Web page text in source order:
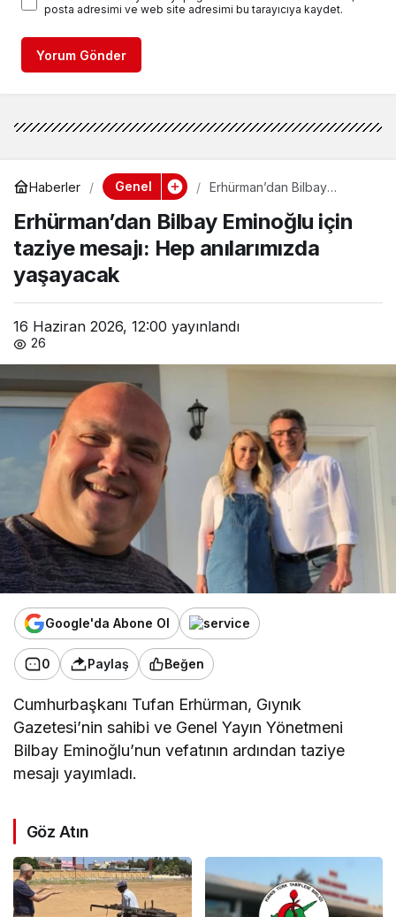
posta adresimi ve web site adresimi bu tarayıcıya kaydet.
Yorum Gönder
Haberler Genel
Erhürman’dan Bilbay
Hep anılarımızda yaşayacak
Erhürman’dan Bilbay Eminoğlu için
taziye mesajı: Hep anılarımızda
yaşayacak
16 Haziran 2026, 12:00 yayınlandı
26
Google'da Abone Ol
0 Paylaş Beğen
Cumhurbaşkanı Tufan Erhürman, Gıynık
Gazetesi’nin sahibi ve Genel Yayın Yönetmeni
Bilbay Eminoğlu’nun vefatının ardından taziye
mesajı yayımladı.
Göz Atın